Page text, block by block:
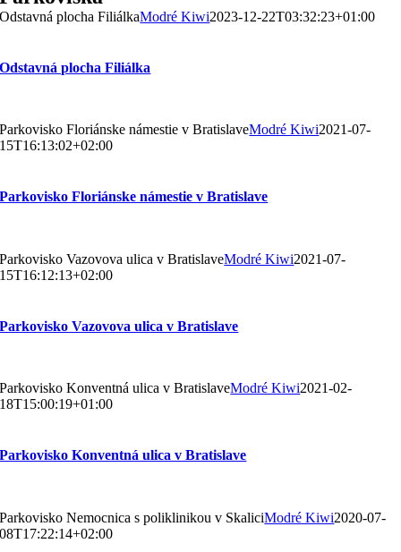
Odstavná plocha FiliálkaModré Kiwi2023-12-22T03:32:23+01:00
Odstavná plocha Filiálka
Parkovisko Floriánske námestie v BratislaveModré Kiwi2021-07-
15T16:13:02+02:00
Parkovisko Floriánske námestie v Bratislave
Parkovisko Vazovova ulica v BratislaveModré Kiwi2021-07-
15T16:12:13+02:00
Parkovisko Vazovova ulica v Bratislave
Parkovisko Konventná ulica v BratislaveModré Kiwi2021-02-
18T15:00:19+01:00
Parkovisko Konventná ulica v Bratislave
Parkovisko Nemocnica s poliklinikou v SkaliciModré Kiwi2020-07-
08T17:22:14+02:00